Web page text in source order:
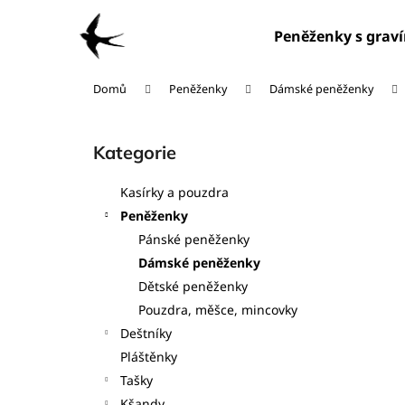
Peněženky s
Domů Peněženky Dámské peněženky
Přeskočit
kategorie
Kategorie
Kasírky a pouzdra
Peněženky
Pánské peněženky
Dámské peněženky
Dětské peněženky
Pouzdra, měšce, mincovky
Deštníky
Pláštěnky
Tašky
Zpět
Zpět